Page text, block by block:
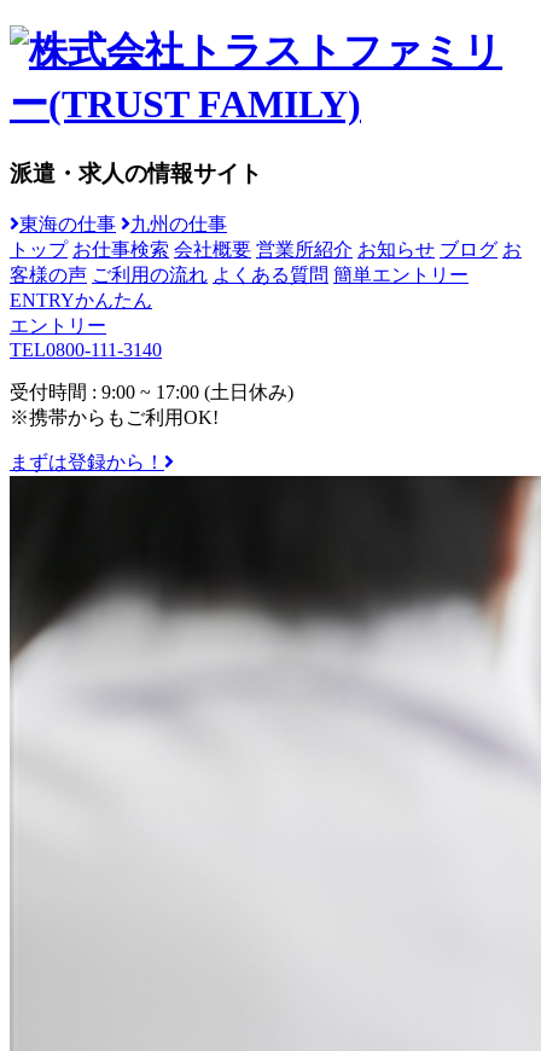
派遣・求人の情報サイト
東海の仕事
九州の仕事
トップ お仕事検索 会社概要 営業所紹介 お知らせ ブログ お
客様の声 ご利用の流れ よくある質問 簡単エントリー
ENTRYかんたん
エントリー
TEL0800-111-3140
受付時間 : 9:00 ~ 17:00 (土日休み)
※携帯からもご利用OK!
まずは登録から！